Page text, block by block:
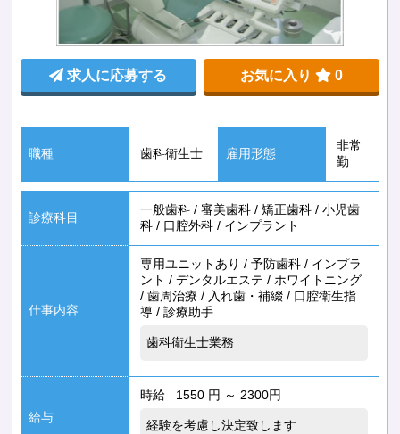
求人に応募する お気に入り 0
職種 歯科衛生士 雇用形態
非常
勤
診療科目
一般歯科/ 審美歯科/ 矯正歯科/ 小児歯
科/ 口腔外科/ インプラント
仕事内容
専用ユニットあり / 予防歯科/ インプラ
ント / デンタルエステ / ホワイトニング
/ 歯周治療 / 入れ歯・補綴/ 口腔衛生指
導/ 診療助手
歯科衛生士業務
給与
時給 1550 円 ～ 2300円
経験を考慮し決定致します